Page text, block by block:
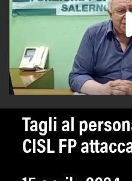
Tagli al
CISL FP